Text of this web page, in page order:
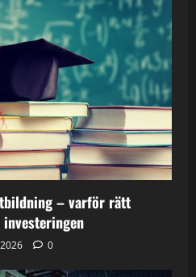
– varför rätt
0